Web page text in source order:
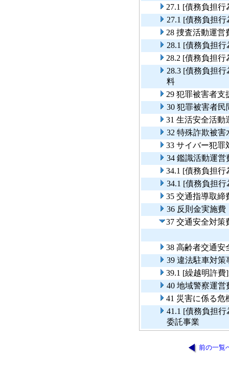
27.1 [債務負担
27.1 [債務負担
28 捜査活動運営
28.1 [債務負担
28.2 [債務負担
28.3 [債務負担
料
29 犯罪被害者支
30 犯罪被害者
31 生活安全活動
32 特殊詐欺被
33 サイバー犯罪
34 鑑識活動運営
34.1 [債務負担
34.1 [債務負担
35 交通指導取締
36 反則金実施費
37 交通安全対策
38 高齢者交通安
39 違法駐車対策
39.1 [繰越明許
40 地域警察運営
41 災害に係る危
41.1 [債務負担
委託事業
前の一覧